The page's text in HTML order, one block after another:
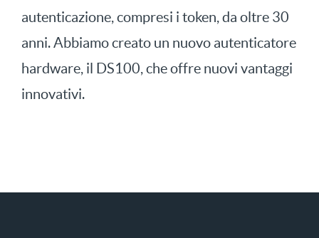
autenticazione, compresi i token, da oltre 30
anni. Abbiamo creato un nuovo autenticatore
hardware, il DS100, che offre nuovi vantaggi
innovativi.